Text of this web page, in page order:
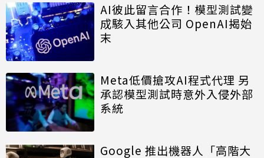
AI彼此留言合作！模型測試變
成駭入其他公司 OpenAI揭始
末
Meta低價搶攻AI程式代理 另
承認模型測試時意外入侵外部
系統
Google 推出機器人「高階大